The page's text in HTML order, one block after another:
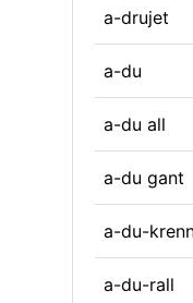
a-drujet
a-du
a-du all
a-du gant
a-du-
a-du-rall